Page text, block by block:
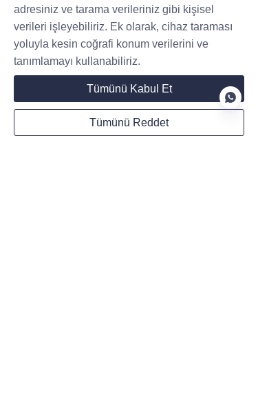
Bilgilerinizi bırakın, sizinle iletişime geçeceğiz.
adresiniz ve tarama verileriniz gibi kişisel
verileri işleyebiliriz. Ek olarak, cihaz taraması
yoluyla kesin coğrafi konum verilerini ve
tanımlamayı kullanabiliriz.
Tümünü Kabul Et
Tümünü Reddet